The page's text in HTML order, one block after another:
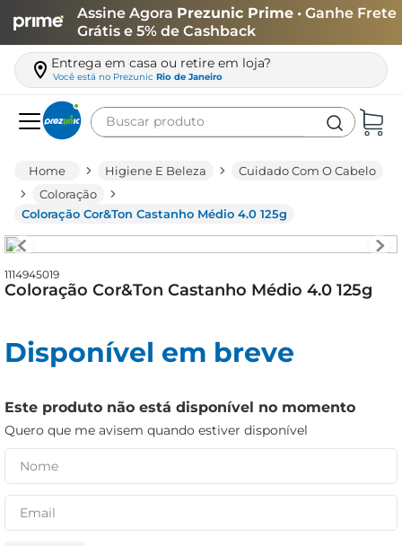
Assine Agora Prezunic Prime • Ganhe Frete
Grátis e 5% de Cashback
Entrega em casa ou retire em loja?
Você está no Prezunic Rio de Janeiro
Buscar produto
Higiene E Beleza
Cuidado Com O Cabelo
Coloração
Coloração Cor&Ton Castanho Médio 4.0 125g
1114945019
Coloração Cor&Ton Castanho Médio 4.0 125g
Disponível em breve
Este produto não está disponível no momento
Quero que me avisem quando estiver disponível
leite
queijo
azeite
iogurte
papel higiênico
cerveja